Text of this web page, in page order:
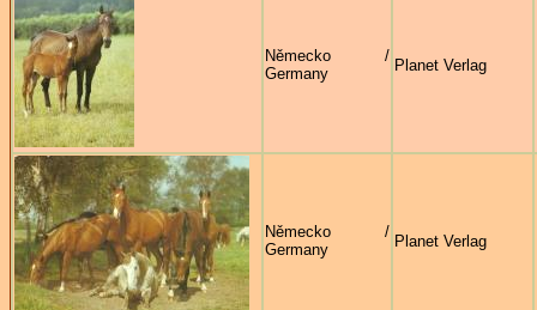
Německo /
Germany
Planet Verlag
Německo /
Germany
Planet Verlag